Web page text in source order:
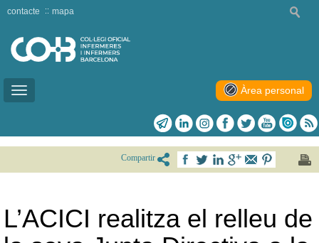
Toggle
contacte mapa
Àrea personal
Compartir
L’ACICI realitza el relleu de